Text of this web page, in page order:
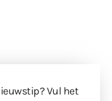
Vul het